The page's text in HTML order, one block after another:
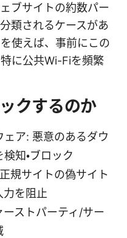
ブサイトの約数パー
類されるケースがあ
使えば、事前にこの
に公共Wi-Fiを頻繁
クするのか
ア: 悪意のあるダウ
知・ブロック
規サイトの偽サイト
力を阻止
ストパーティ/サー